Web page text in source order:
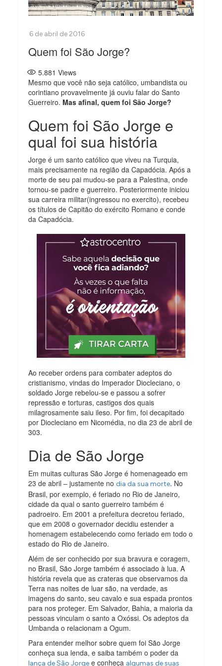
Quem foi São Jorge?
5.881 Views
Mesmo que você não seja católico, umbandista ou
corintiano provavelmente já ouviu falar do Santo
Guerreiro. Mas afinal, quem foi São Jorge?
Quem foi São Jorge e
qual foi sua história
Jorge é um santo católico que viveu na Turquia,
mais precisamente na região da Capadócia. Após a
morte de seu pai mudou-se para a Palestina, onde
tornou-se padre e guerreiro. Posteriormente iniciou
sua carreira militar(ingressou no exercito), recebeu
os títulos de Capitão do exército Romano e conde
da Capadócia.
Ao receber ordens para combater adeptos do
cristianismo, vindas do Imperador Diocleciano, o
soldado Jorge rebelou-se e passou a sofrer
repressão e torturas, castigos dos quais
milagrosamente saiu ileso. Por fim, foi decapitado
por Diocleciano em Nicomédia, no dia 23 de abril de
303.
Dia de São Jorge
Em muitas culturas São Jorge é homenageado em
23 de abril – justamente nodia da sua morte. No
Brasil, por exemplo, é feriado no Rio de Janeiro,
cidade da qual o santo guerreiro também é
padroeiro. Em 2001 a prefeitura decretou feriado,
que em 2008 o governador decidiu estender a
homenagem estabelecendo como feriado em todo o
estado do Rio de Janeiro.
Além de ser conhecido por sua bravura e coragem,
no Brasil, São Jorge também é associado à lua. A
história revela que as crateras que observamos da
Terra nas noites de luar são, na verdade, as
imagens do santo, seu cavalo e sua espada prontos
para nos proteger. Em Salvador, Bahia, a maioria da
pessoas vinculam o santo a Oxóssi. Os adeptos da
Umbanda o relacionam a Ogum.
Para entender melhor sobre quem foi São Jorge
conheça sua lenda, e saiba também o poder da
lança de São Jorge e conheça algumas de suas